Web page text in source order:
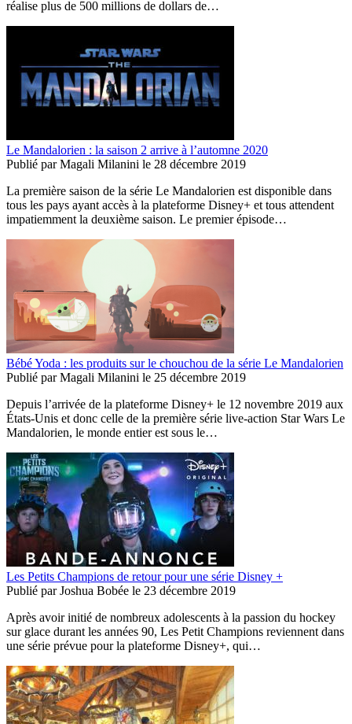
réalise plus de 500 millions de dollars de…
Le Mandalorien : la saison 2 arrive à l’automne 2020
Publié parMagali Milanini le 28 décembre 2019
La première saison de la série Le Mandalorien est disponible dans
tous les pays ayant accès à la plateforme Disney+ et tous attendent
impatiemment la deuxième saison. Le premier épisode…
Bébé Yoda : les produits sur le chouchou de la série Le Mandalorien
Publié parMagali Milanini le 25 décembre 2019
Depuis l’arrivée de la plateforme Disney+ le 12 novembre 2019 aux
États-Unis et donc celle de la première série live-action Star Wars Le
Mandalorien, le monde entier est sous le…
Les Petits Champions de retour pour une série Disney +
Publié parJoshua Bobée le 23 décembre 2019
Après avoir initié de nombreux adolescents à la passion du hockey
sur glace durant les années 90, Les Petit Champions reviennent dans
une série prévue pour la plateforme Disney+, qui…